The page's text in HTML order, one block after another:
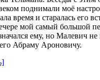
поднимали моё
время и старалась его
мой самый большой
ему, но Малевич
Абраму Ароновичу.